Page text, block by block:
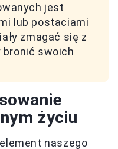
jest
lub postaciami
zmagać się z
bronić swoich
życiu
naszego